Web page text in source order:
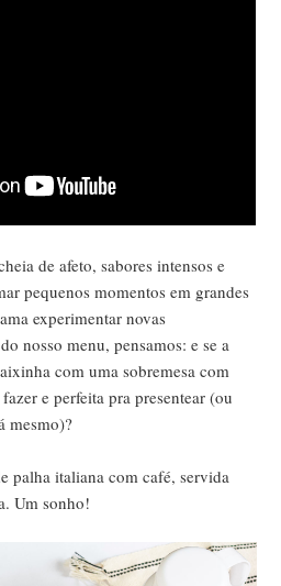
de afeto, sabores intensos e
pequenos momentos em grandes
experimentar novas
nosso menu, pensamos: e se a
com uma sobremesa com
e perfeita pra presentear (ou
mesmo)?
palha italiana com café, servida
Um sonho!